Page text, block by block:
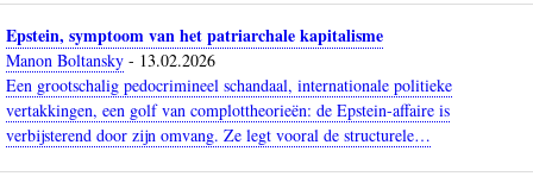
Epstein, symptoom van het patriarchale kapitalisme
Manon Boltansky - 13.02.2026
Een grootschalig pedocrimineel schandaal, internationale politieke
vertakkingen, een golf van complottheorieën: de Epstein-affaire is
verbijsterend door zijn omvang. Ze legt vooral de structurele…